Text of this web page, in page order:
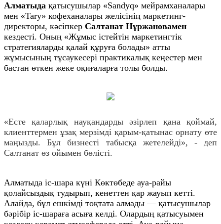
Алматыда қатысушылар «Sandyq» мейрамханалары
мен «Tary» кофеханалары желісінің маркетинг-
директоры, кәсіпкер Салтанат Нұржановамен
кездесті. Оның «Жұмыс істейтін маркетингтік
стратегияларды қалай құруға болады» атты
жұмысының тұсаукесері практикалық кеңестер мен
бастан өткен жеке оқиғаларға толы болды.
«Есте қаларлық науқандарды әзірлеп қана қоймай,
клиенттермен ұзақ мерзімді қарым-қатынас орнату өте
маңызды. Бұл бизнесті табысқа жетелейді», - деп
Салтанат өз ойымен бөлісті.
Алматыда іс-шара күні Көктөбеде ауа-райы
қолайсыздық тудырып, кенеттен қар жауып кетті.
Алайда, бұл ешкімді тоқтата алмады — қатысушылар
бәрібір іс-шараға асыға келді. Олардың қатысуымен